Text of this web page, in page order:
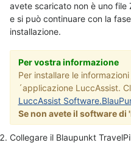
avete scaricato non è uno file
e si può continuare con la
installazione.
Per vostra informazione
Per installare le
´applicazione LuccAssist.
LuccAssist
Se non avete il software
Collegare il Blaupunkt